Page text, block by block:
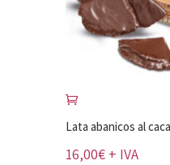
Lata abanicos al
16,00€ + IVA